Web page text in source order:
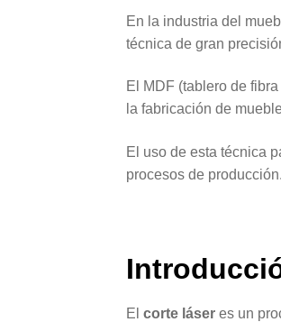
En la industria del
técnica de gran
El MDF (tablero de
la fabricación de
El uso de esta técnica
procesos de producción.
Elcorte láser es un